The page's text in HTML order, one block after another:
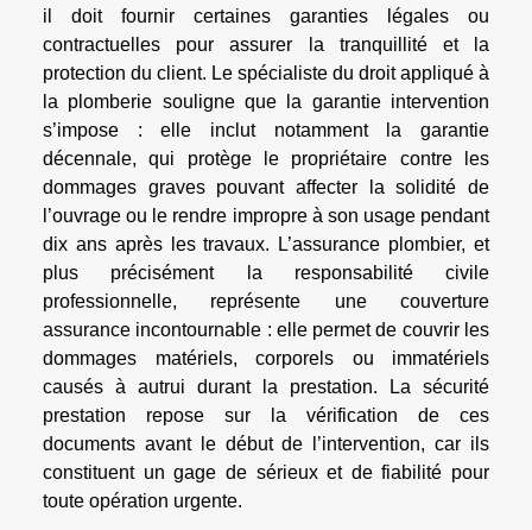
il doit fournir certaines garanties légales ou
contractuelles pour assurer la tranquillité et la
protection du client. Le spécialiste du droit appliqué à
la plomberie souligne que la garantie intervention
s’impose : elle inclut notamment la garantie
décennale, qui protège le propriétaire contre les
dommages graves pouvant affecter la solidité de
l’ouvrage ou le rendre impropre à son usage pendant
dix ans après les travaux. L’assurance plombier, et
plus précisément la responsabilité civile
professionnelle, représente une couverture
assurance incontournable : elle permet de couvrir les
dommages matériels, corporels ou immatériels
causés à autrui durant la prestation. La sécurité
prestation repose sur la vérification de ces
documents avant le début de l’intervention, car ils
constituent un gage de sérieux et de fiabilité pour
toute opération urgente.